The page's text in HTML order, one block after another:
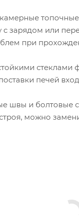
с зарядом или
при
стеклами
печей
швы и болтовые
можно